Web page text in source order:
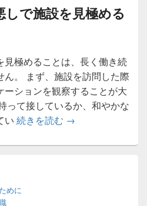
しで施設を見極める
見極めることは、長く働き続
。 まず、施設を訪問した際
ションを観察することが大
って接しているか、和やかな
い 続きを読む 人間関係の良し悪
→
めに